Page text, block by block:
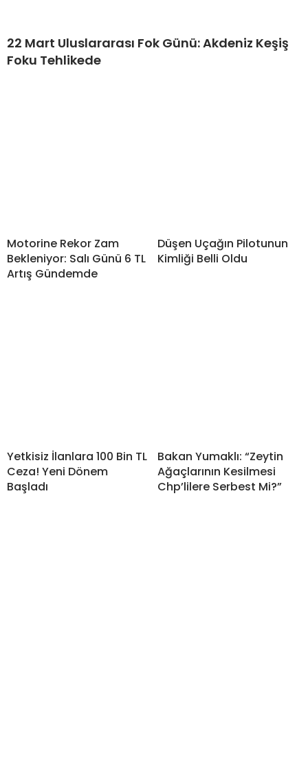
22 Mart Uluslararası Fok Günü: Akdeniz Keşiş
Foku Tehlikede
Motorine Rekor Zam
Bekleniyor: Salı Günü 6 TL
Artış Gündemde
Düşen Uçağın Pilotunun
Kimliği Belli Oldu
Yetkisiz İlanlara 100 Bin TL
Ceza! Yeni Dönem
Başladı
Bakan Yumaklı: “Zeytin
Ağaçlarının Kesilmesi
Chp’lilere Serbest Mi?”